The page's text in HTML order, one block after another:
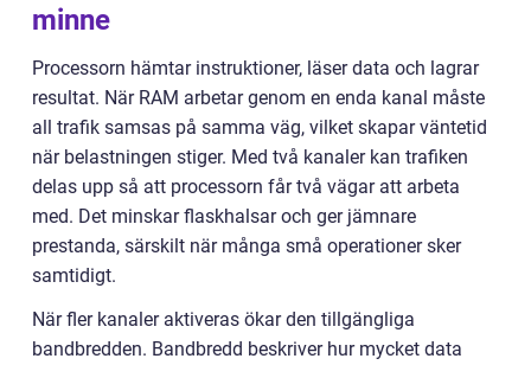
minne
Processorn hämtar instruktioner, läser data och lagrar
resultat. När RAM arbetar genom en enda kanal måste
all trafik samsas på samma väg, vilket skapar väntetid
när belastningen stiger. Med två kanaler kan trafiken
delas upp så att processorn får två vägar att arbeta
med. Det minskar flaskhalsar och ger jämnare
prestanda, särskilt när många små operationer sker
samtidigt.
När fler kanaler aktiveras ökar den tillgängliga
bandbredden. Bandbredd beskriver hur mycket data